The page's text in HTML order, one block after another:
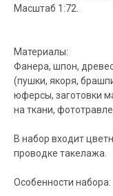
Масштаб 1:72.
Материалы:
Фанера, шпон,
(пушки, якоря,
юферсы, заготовки
на ткани,
В набор входит
проводке такелажа.
Особенности набора: